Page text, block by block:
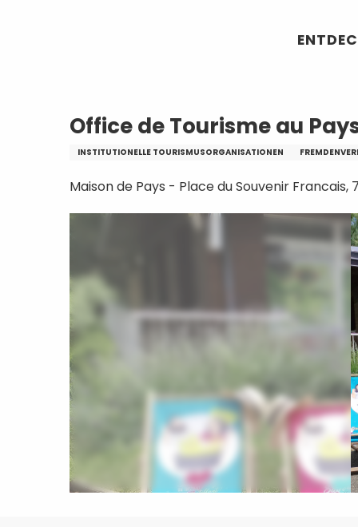
Office de Tourisme au
INSTITUTIONELLE TOURISMUSORGANISATIONEN
Maison de Pays - Place du Souvenir Francais,